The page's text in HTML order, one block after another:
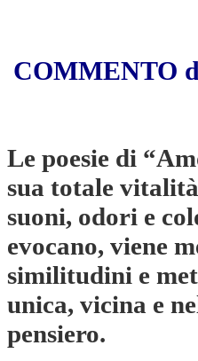
COMMENTO
Le poesie di
sua totale
suoni, odori e
evocano, viene
similitudini e
unica, vicina e
pensiero.